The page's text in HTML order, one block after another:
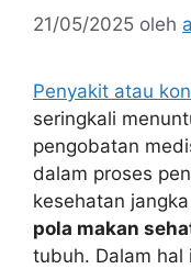
21/05/2025 oleh
Penyakit atau
seringkali
pengobatan
dalam proses
kesehatan
pola makan
tubuh. Dalam hal